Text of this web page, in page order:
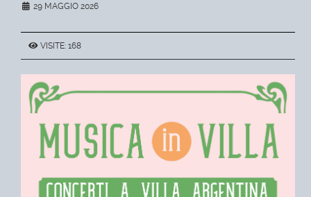
29 MAGGIO 2026
VISITE: 168